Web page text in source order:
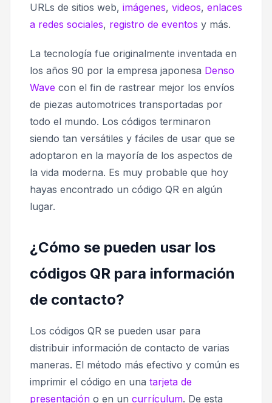
URLs de sitios web, imágenes, videos, enlaces
a redes sociales, registro de eventos y más.
La tecnología fue originalmente inventada en
los años 90 por la empresa japonesa Denso
Wave con el fin de rastrear mejor los envíos
de piezas automotrices transportadas por
todo el mundo. Los códigos terminaron
siendo tan versátiles y fáciles de usar que se
adoptaron en la mayoría de los aspectos de
la vida moderna. Es muy probable que hoy
hayas encontrado un código QR en algún
lugar.
¿Cómo se pueden usar los
códigos QR para información
de contacto?
Los códigos QR se pueden usar para
distribuir información de contacto de varias
maneras. El método más efectivo y común es
imprimir el código en una tarjeta de
presentación o en un currículum. De esta